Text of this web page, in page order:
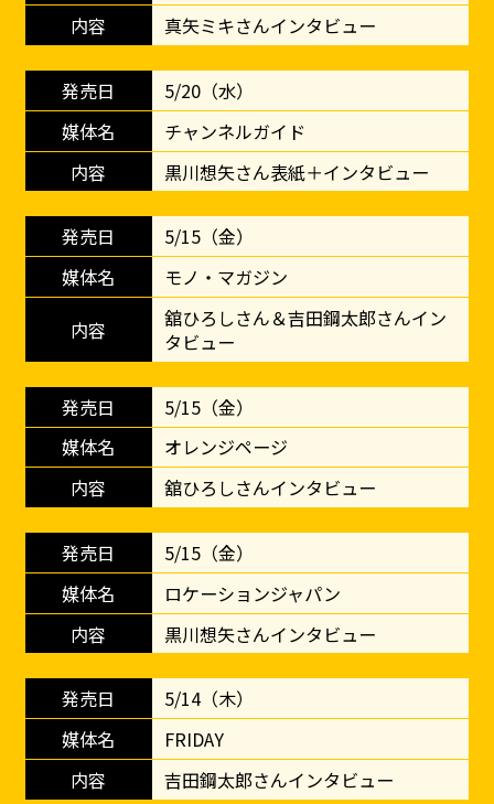
真矢ミキさんインタビュー
5/20（水）
チャンネルガイド
黒川想矢さん表紙＋インタビュー
5/15（金）
モノ・マガジン
舘ひろしさん＆吉田鋼太郎さんイン
タビュー
5/15（金）
オレンジページ
舘ひろしさんインタビュー
5/15（金）
ロケーションジャパン
黒川想矢さんインタビュー
5/14（木）
FRIDAY
吉田鋼太郎さんインタビュー